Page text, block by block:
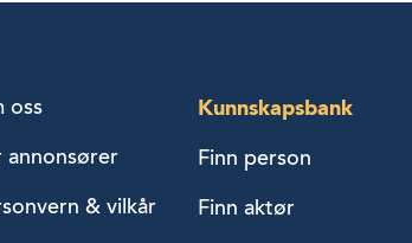
oss
annonsører
& vilkår
Kunnskapsbank
Finn person
Finn aktør